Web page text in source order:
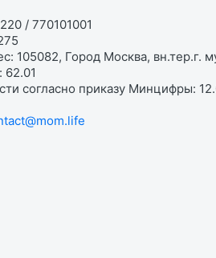
/ 770101001
105082, Город Москва, вн.тер.г.
согласно приказу Минцифры: